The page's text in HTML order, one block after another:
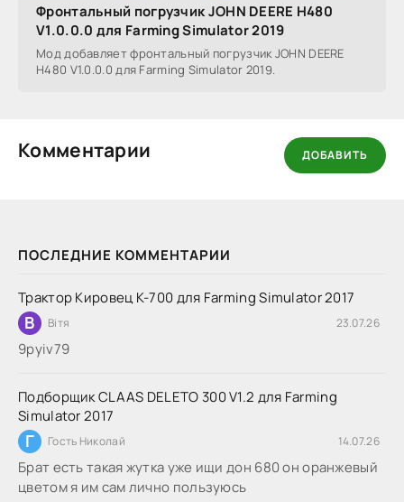
ПОСЛЕДНИЕ КОММЕНТАРИИ
Трактор Кировец К-700 для Farming Simulator 2017
В Вітя 23.07.26
9руіv79
Подборщик CLAAS DELETO 300 V1.2 для Farming
Simulator 2017
Г Гость Николай 14.07.26
Брат есть такая жутка уже ищи дон 680 он оранжевый
цветом я им сам лично пользуюсь
Фронтальный погрузчик JOHN DEERE H480
V1.0.0.0 для Farming Simulator 2019
Мод добавляет фронтальный погрузчик JOHN DEERE
H480 V1.0.0.0 для Farming Simulator 2019.
Комментарии ДОБАВИТЬ